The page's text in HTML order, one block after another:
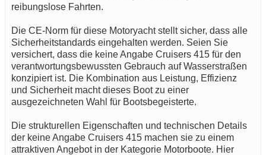
reibungslose Fahrten.
Die CE-Norm für diese Motoryacht stellt sicher, dass alle
Sicherheitstandards eingehalten werden. Seien Sie
versichert, dass die keine Angabe Cruisers 415 für den
verantwortungsbewussten Gebrauch auf Wasserstraßen
konzipiert ist. Die Kombination aus Leistung, Effizienz
und Sicherheit macht dieses Boot zu einer
ausgezeichneten Wahl für Bootsbegeisterte.
Die strukturellen Eigenschaften und technischen Details
der keine Angabe Cruisers 415 machen sie zu einem
attraktiven Angebot in der Kategorie Motorboote. Hier